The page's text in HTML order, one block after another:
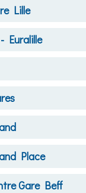
Lille
Euralille
Place
Gare Beff